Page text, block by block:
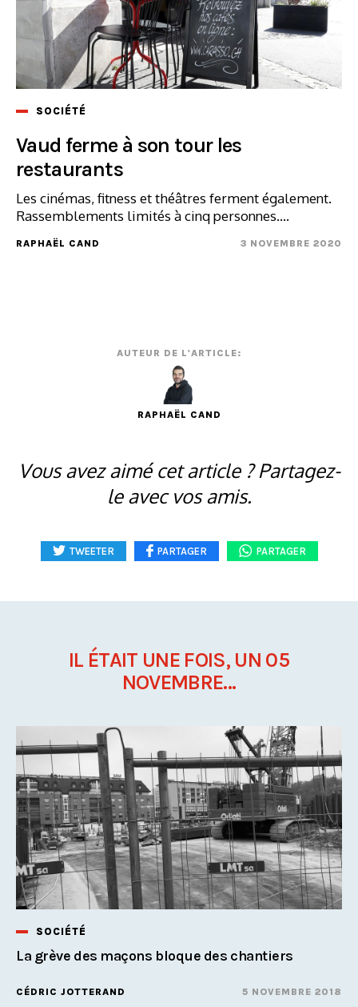
SOCIÉTÉ
Vaud ferme à son tour les
restaurants
Les cinémas, fitness et théâtres ferment également.
Rassemblements limités à cinq personnes....
RAPHAËL CAND 3 NOVEMBRE 2020
AUTEUR DE L'ARTICLE:
RAPHAËL CAND
Vous avez aimé cet article ? Partagez-
le avec vos amis.
TWEETER PARTAGER PARTAGER
IL ÉTAIT UNE FOIS, UN 05
NOVEMBRE...
SOCIÉTÉ
La grève des maçons bloque des chantiers
CÉDRIC JOTTERAND 5 NOVEMBRE 2018